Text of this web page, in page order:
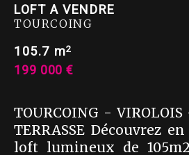
LOFT A VENDRE
TOURCOING
105.7 m2
199 000 €
TOURCOING -
TERRASSE Découvrez
loft lumineux de